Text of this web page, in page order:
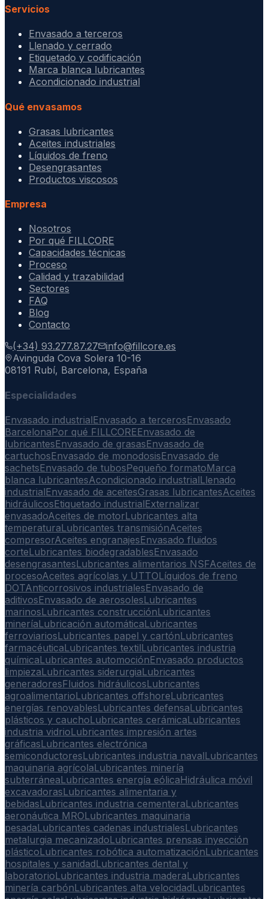
Servicios
Envasado a terceros
Llenado y cerrado
Etiquetado y codificación
Marca blanca lubricantes
Acondicionado industrial
Qué envasamos
Grasas lubricantes
Aceites industriales
Líquidos de freno
Desengrasantes
Productos viscosos
Empresa
Nosotros
Por qué FILLCORE
Capacidades técnicas
Proceso
Calidad y trazabilidad
Sectores
FAQ
Blog
Contacto
(+34) 93.277.87.27
info@fillcore.es
Avinguda Cova Solera 10-16
08191 Rubí, Barcelona, España
Especialidades
Envasado industrialEnvasado a tercerosEnvasado
BarcelonaPor qué FILLCOREEnvasado de
lubricantesEnvasado de grasasEnvasado de
cartuchosEnvasado de monodosisEnvasado de
sachetsEnvasado de tubosPequeño formatoMarca
blanca lubricantesAcondicionado industrialLlenado
industrialEnvasado de aceitesGrasas lubricantesAceites
hidráulicosEtiquetado industrialExternalizar
envasadoAceites de motorLubricantes alta
temperaturaLubricantes transmisiónAceites
compresorAceites engranajesEnvasado fluidos
corteLubricantes biodegradablesEnvasado
desengrasantesLubricantes alimentarios NSFAceites de
procesoAceites agrícolas y UTTOLíquidos de freno
DOTAnticorrosivos industrialesEnvasado de
aditivosEnvasado de aerosolesLubricantes
marinosLubricantes construcciónLubricantes
mineríaLubricación automáticaLubricantes
ferroviariosLubricantes papel y cartónLubricantes
farmacéuticaLubricantes textilLubricantes industria
químicaLubricantes automociónEnvasado productos
limpiezaLubricantes siderurgiaLubricantes
generadoresFluidos hidráulicosLubricantes
agroalimentarioLubricantes offshoreLubricantes
energías renovablesLubricantes defensaLubricantes
plásticos y cauchoLubricantes cerámicaLubricantes
industria vidrioLubricantes impresión artes
gráficasLubricantes electrónica
semiconductoresLubricantes industria navalLubricantes
maquinaria agrícolaLubricantes minería
subterráneaLubricantes energía eólicaHidráulica móvil
excavadorasLubricantes alimentaria y
bebidasLubricantes industria cementeraLubricantes
aeronáutica MROLubricantes maquinaria
pesadaLubricantes cadenas industrialesLubricantes
metalurgia mecanizadoLubricantes prensas inyección
plásticoLubricantes robótica automatizaciónLubricantes
hospitales y sanidadLubricantes dental y
laboratorioLubricantes industria maderaLubricantes
minería carbónLubricantes alta velocidadLubricantes